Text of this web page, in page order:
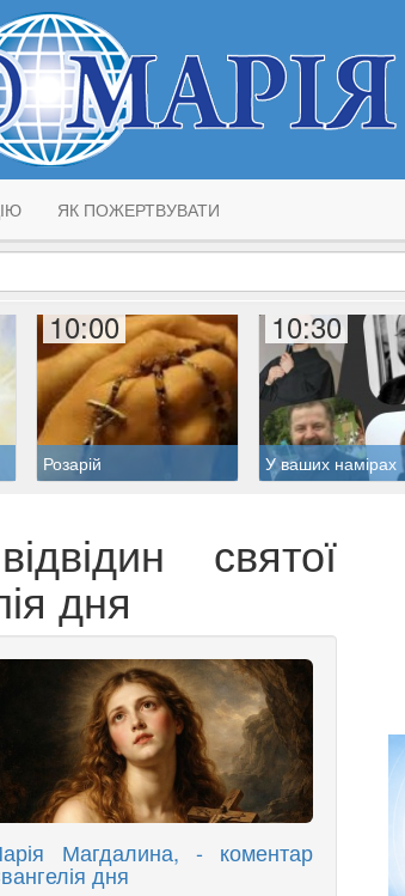
ЯК ПОЖЕРТВУВАТИ
10:00
Розарій
10:30
У ваших намірах
святої
дня
Магдалина, - коментар
дня